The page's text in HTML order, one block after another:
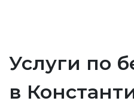
Услуги по
в